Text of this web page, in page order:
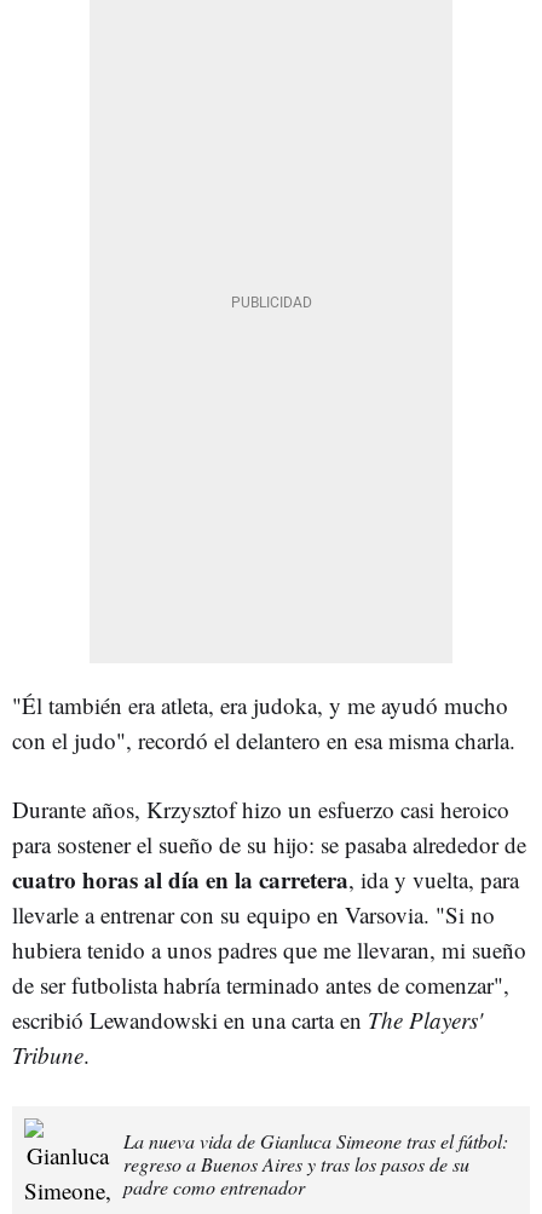
"Él también era atleta, era judoka, y me ayudó mucho
con el judo", recordó el delantero en esa misma charla.
Durante años, Krzysztof hizo un esfuerzo casi heroico
para sostener el sueño de su hijo: se pasaba alrededor de
cuatro horas al día en la carretera, ida y vuelta, para
llevarle a entrenar con su equipo en Varsovia. "Si no
hubiera tenido a unos padres que me llevaran, mi sueño
de ser futbolista habría terminado antes de comenzar",
escribió Lewandowski en una carta en The Players'
Tribune.
La nueva vida de Gianluca Simeone tras el fútbol:
regreso a Buenos Aires y tras los pasos de su
padre como entrenador